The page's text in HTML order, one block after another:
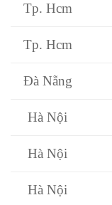
Tp. Hcm
Tp. Hcm
Đà Nẵng
Hà Nội
Hà Nội
Hà Nội